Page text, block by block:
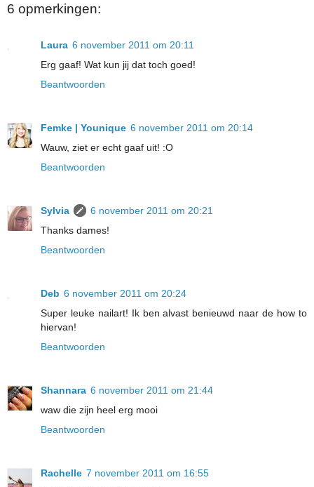
6 opmerkingen:
Laura 6 november 2011 om 20:11
Erg gaaf! Wat kun jij dat toch goed!
Beantwoorden
Femke | Younique 6 november 2011 om 20:14
Wauw, ziet er echt gaaf uit! :O
Beantwoorden
Sylvia
6 november 2011 om 20:21
Thanks dames!
Beantwoorden
Deb 6 november 2011 om 20:24
Super leuke nailart! Ik ben alvast benieuwd naar de how to
hiervan!
Beantwoorden
Shannara 6 november 2011 om 21:44
waw die zijn heel erg mooi
Beantwoorden
Rachelle 7 november 2011 om 16:55